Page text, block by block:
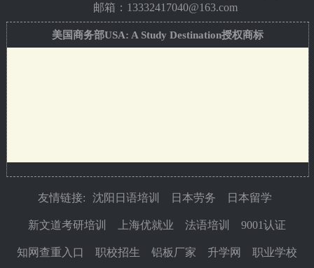
邮箱：13332417040@163.com
美国商务部USA: A Study Destination授权商标
友情链接: 沈阳日语培训 日本劳务 日本留学
新文道考研培训 上海优就业 法语培训 9001认证
知网查重入口 职校招生 铝板厂家 升学网 职业学校